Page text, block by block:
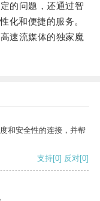
的问题，还通过智
化和便捷的服务。
速流媒体的独家魔
和安全性的连接，并帮
支持[0] 反对[0]